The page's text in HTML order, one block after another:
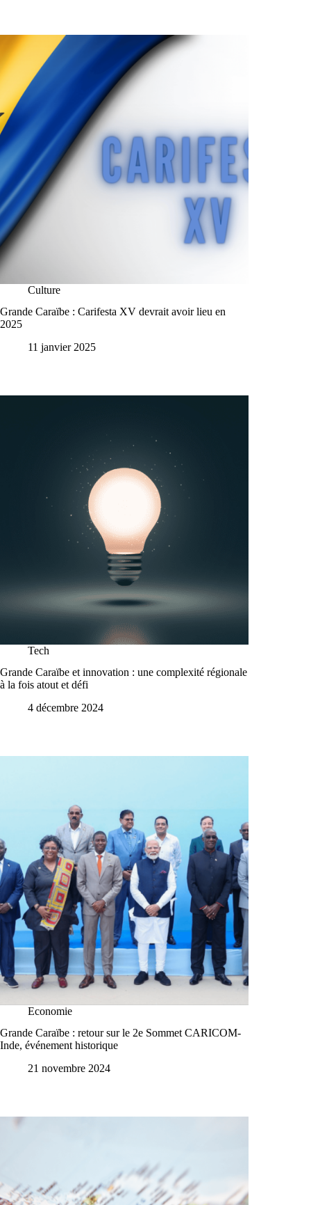
Culture
Grande Caraïbe : Carifesta XV devrait avoir lieu en
2025
11 janvier 2025
Tech
Grande Caraïbe et innovation : une complexité régionale
à la fois atout et défi
4 décembre 2024
Economie
Grande Caraïbe : retour sur le 2e Sommet CARICOM-
Inde, événement historique
21 novembre 2024